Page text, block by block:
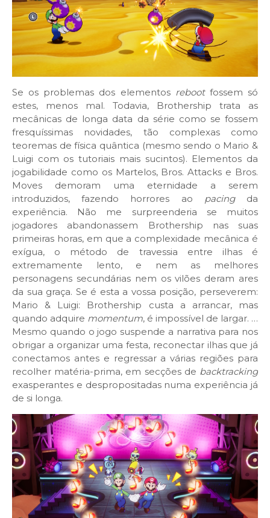
Se os problemas dos elementos reboot fossem só
estes, menos mal. Todavia, Brothership trata as
mecânicas de longa data da série como se fossem
fresquíssimas novidades, tão complexas como
teoremas de física quântica (mesmo sendo o Mario &
Luigi com os tutoriais mais sucintos). Elementos da
jogabilidade como os Martelos, Bros. Attacks e Bros.
Moves demoram uma eternidade a serem
introduzidos, fazendo horrores ao pacing da
experiência. Não me surpreenderia se muitos
jogadores abandonassem Brothership nas suas
primeiras horas, em que a complexidade mecânica é
exígua, o método de travessia entre ilhas é
extremamente lento, e nem as melhores
personagens secundárias nem os vilões deram ares
da sua graça. Se é esta a vossa posição, perseverem:
Mario & Luigi: Brothership custa a arrancar, mas
quando adquire momentum, é impossível de largar. …
Mesmo quando o jogo suspende a narrativa para nos
obrigar a organizar uma festa, reconectar ilhas que já
conectamos antes e regressar a várias regiões para
recolher matéria-prima, em secções de backtracking
exasperantes e despropositadas numa experiência já
de si longa.